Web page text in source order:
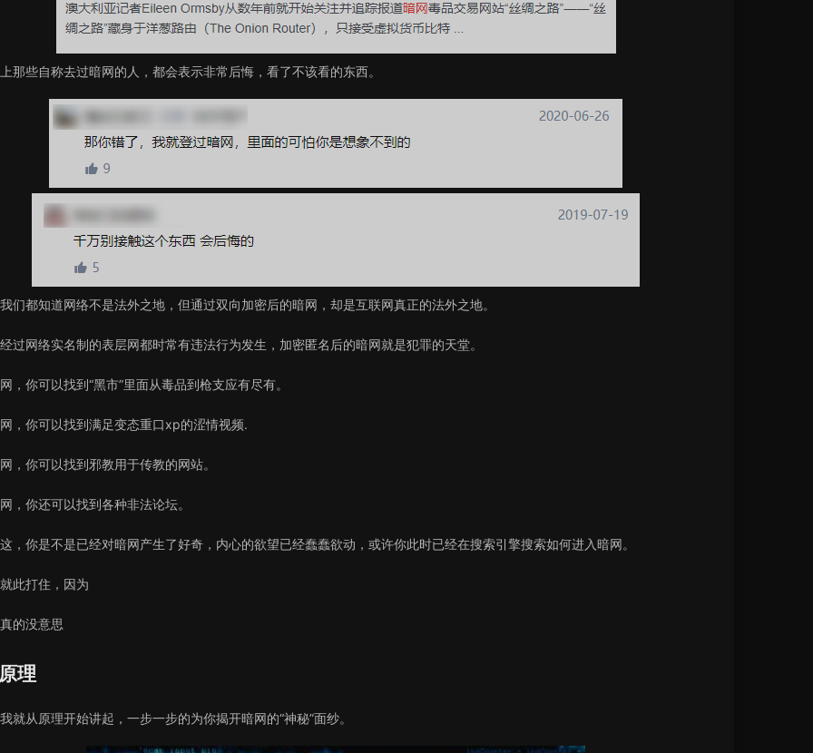
那些自称去过暗网的人，都会表示非常后悔，看了不该看的东西。
们都知道网络不是法外之地，但通过双向加密后的暗网，却是互联网真正的法外之地。
过网络实名制的表层网都时常有违法行为发生，加密匿名后的暗网就是犯罪的天堂。
，你可以找到“黑市”里面从毒品到枪支应有尽有。
，你可以找到满足变态重口xp的涩情视频.
，你可以找到邪教用于传教的网站。
，你还可以找到各种非法论坛。
，你是不是已经对暗网产生了好奇，内心的欲望已经蠢蠢欲动，或许你此时已经在搜索引擎搜索如何进入暗网。
此打住，因为
的没意思
理
就从原理开始讲起，一步一步的为你揭开暗网的“神秘”面纱。